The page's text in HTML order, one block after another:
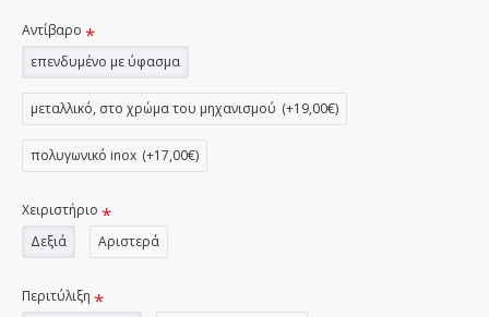
Αντίβαρο
επενδυμένο με ύφασμα
μεταλλικό, στο χρώμα του μηχανισμού (+19,00€)
πολυγωνικό inox (+17,00€)
Χειριστήριο
Δεξιά
Αριστερά
Περιτύλιξη